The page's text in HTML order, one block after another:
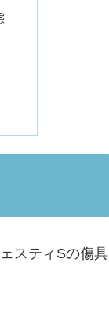
スティSの傷具